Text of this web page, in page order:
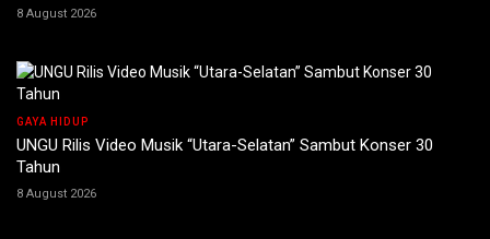
8 August 2026
GAYA HIDUP
UNGU Rilis Video Musik “Utara-Selatan” Sambut Konser 30
Tahun
8 August 2026